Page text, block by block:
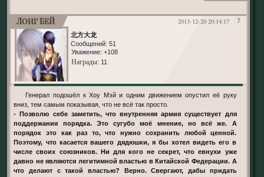
7
2013-12-20 20:14:17
Лонг Бей
北方大龙
Сообщений: 51
Уважение: +108
Награды: 11
Генерал подошёл к Хоу Мэй и одним движением опустил её руку
вниз, тем самым показывая, что не всё так просто.
- Позволю себе заметить, что внутренняя армия существует для
поддержания порядка. Это сугубо моё мнение, но всё же. А
порядок это как раз то, что нужно сохранить любой ценной.
Поэтому, что касается вашего дядюшки, я бы хотел видеть его в
числе своих союзников. Ни для кого не секрет, что евнухи уже
давно не являются легитимной властью в Китайской Федерации. А
что делают с такой властью? Верно. Свергают, дабы придать